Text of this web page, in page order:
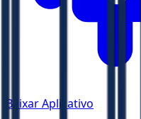
Baixar Aplicativo